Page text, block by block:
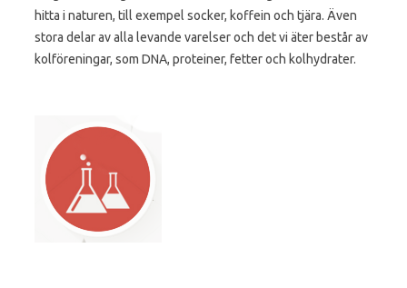
hitta i naturen, till exempel socker, koffein och tjära. Även
stora delar av alla levande varelser och det vi äter består av
kolföreningar, som DNA, proteiner, fetter och kolhydrater.